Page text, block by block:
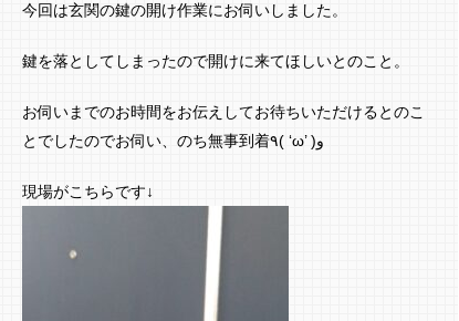
今回は玄関の鍵の開け作業にお伺いしました。
鍵を落としてしまったので開けに来てほしいとのこと。
お伺いまでのお時間をお伝えしてお待ちいただけるとのこ
とでしたのでお伺い、のち無事到着 ٩( ‘ω’ )و
現場がこちらです↓